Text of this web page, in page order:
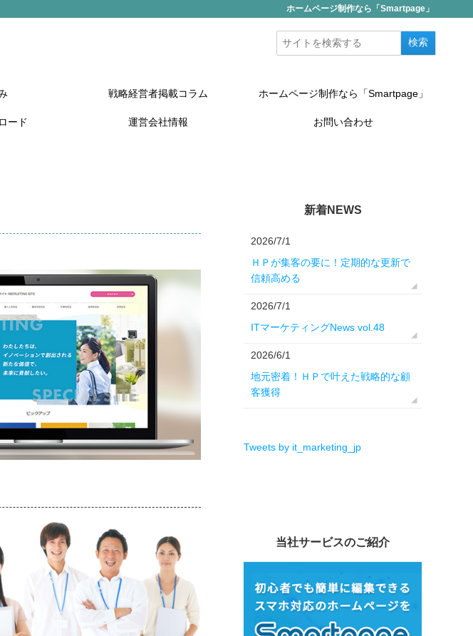
ホームページ制作なら「Smartpage」
戦略経営者掲載コラム ホームページ制作なら「Smartpage」
ード 運営会社情報 お問い合わせ
新着NEWS
2026/7/1
ＨＰが集客の要に！定期的な更新で
信頼高める
2026/7/1
ITマーケティングNews vol.48
2026/6/1
地元密着！ＨＰで叶えた戦略的な顧
客獲得
Tweets by it_marketing_jp
当社サービスのご紹介